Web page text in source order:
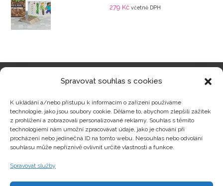
Spravovat souhlas s cookies
K ukládání a/nebo přístupu k informacím o zařízení používáme
technologie, jako jsou soubory cookie. Děláme to, abychom zlepšili zážitek
z prohlížení a zobrazovali personalizované reklamy. Souhlas s těmito
technologiemi nám umožní zpracovávat údaje, jako je chování při
procházení nebo jedinečná ID na tomto webu. Nesouhlas nebo odvolání
souhlasu může nepříznivě ovlivnit určité vlastnosti a funkce.
Spravovat služby
279 Kč včetně DPH
Zajímavosti